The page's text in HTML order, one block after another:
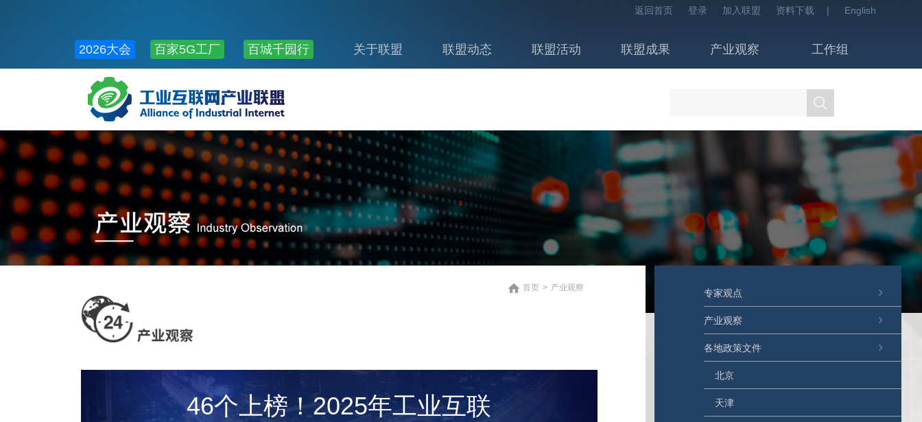
返回首页 登录 加入联盟 资料下载 | English
2026大会 百家5G工厂 百城千园行 关于联盟 联盟动态 联盟活动 联盟成果 产业观察
工作组
公共服务
专家观点
产业观察
各地政策文件
北京
天津
首页 > 产业观察
46个上榜！2025年工业互联